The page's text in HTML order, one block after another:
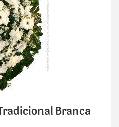
Branca